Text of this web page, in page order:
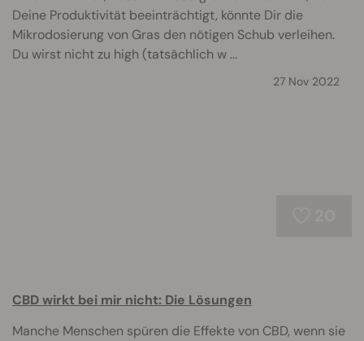
Deine Produktivität beeinträchtigt, könnte Dir die
Mikrodosierung von Gras den nötigen Schub verleihen.
Du wirst nicht zu high (tatsächlich w ...
27 Nov 2022
CBD wirkt bei mir nicht: Die Lösungen
Manche Menschen spüren die Effekte von CBD, wenn sie